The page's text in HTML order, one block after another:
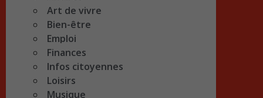
Art de vivre
Bien-être
Emploi
Finances
Infos citoyennes
Loisirs
Musique